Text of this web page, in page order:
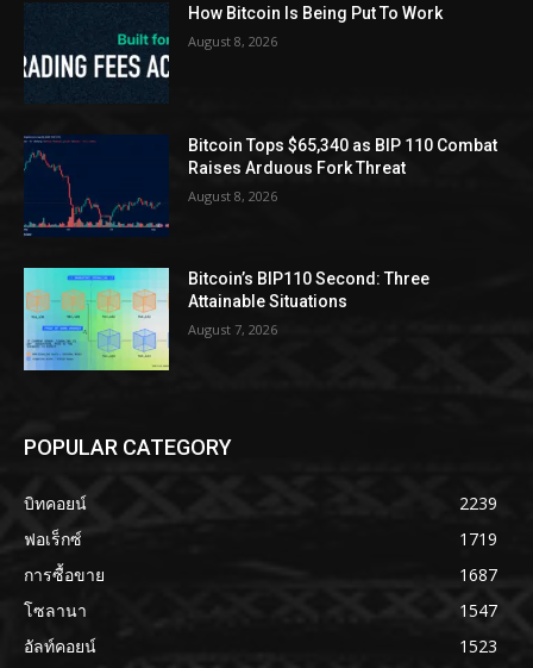
How Bitcoin Is Being Put To Work
August 8, 2026
Bitcoin Tops $65,340 as BIP 110 Combat
Raises Arduous Fork Threat
August 8, 2026
Bitcoin’s BIP110 Second: Three
Attainable Situations
August 7, 2026
POPULAR CATEGORY
บิทคอยน์
2239
ฟอเร็กซ์
1719
การซื้อขาย
1687
โซลานา
1547
อัลท์คอยน์
1523